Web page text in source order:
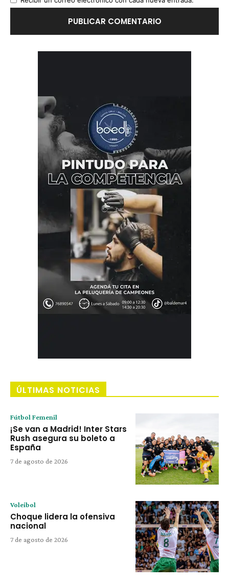
ÚLTIMAS NOTICIAS
Fútbol Femenil
¡Se van a Madrid! Inter Stars
Rush asegura su boleto a
España
7 de agosto de 2026
Voleibol
Choque lidera la ofensiva
nacional
7 de agosto de 2026